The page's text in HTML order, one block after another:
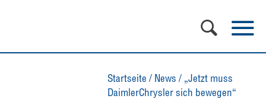
Startseite / News / „Jetzt muss
DaimlerChrysler sich bewegen“